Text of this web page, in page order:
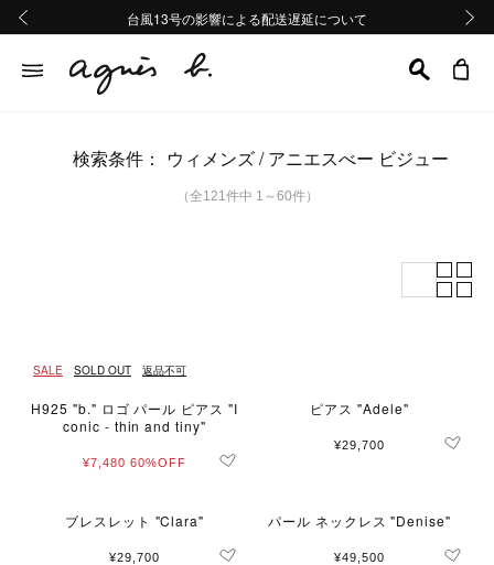
熊本地域地震の影響による配送遅延について
Summer Sale 2buy10%OFF!!
台風13号の影響による配送遅延について
熊本地域地震の影響による配送遅延について
Summer Sale 2buy10%OFF!!
検索条件： ウィメンズ アニエスべー ビジュー
（全121件中 1～60件）
SALE SOLD OUT 返品不可
H925 "b." ロゴ パール ピアス "I
conic - thin and tiny"
¥7,480 60%OFF
ピアス "Adele"
¥29,700
ブレスレット "Clara"
¥29,700
パール ネックレス "Denise"
¥49,500